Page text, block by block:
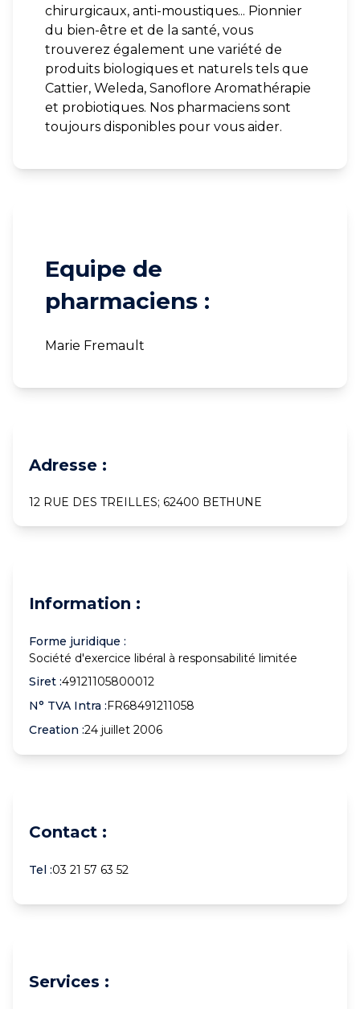
chirurgicaux, anti-moustiques... Pionnier
du bien-être et de la santé, vous
trouverez également une variété de
produits biologiques et naturels tels que
Cattier, Weleda, Sanoflore Aromathérapie
et probiotiques. Nos pharmaciens sont
toujours disponibles pour vous aider.
Equipe de
pharmaciens :
Marie Fremault
Adresse :
12 RUE DES TREILLES; 62400 BETHUNE
Information :
Forme juridique :
Société d'exercice libéral à responsabilité limitée
Siret :49121105800012
N° TVA Intra :FR68491211058
Creation :24 juillet 2006
Contact :
Tel :03 21 57 63 52
Services :